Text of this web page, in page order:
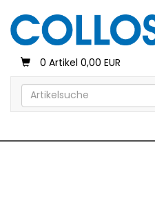
0 Artikel 0,00 EUR